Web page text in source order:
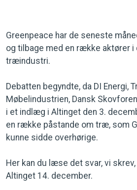
Greenpeace har de seneste
og tilbage med en række aktører i
træindustri.
Debatten begyndte, da DI Energi,
Møbelindustrien, Dansk
i et indlæg i Altinget den 3.
en række påstande om træ, som
kunne sidde overhørige.
Her kan du læse det svar, vi
Altinget 14. december.